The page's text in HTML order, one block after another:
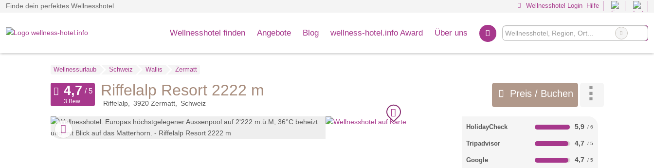
Finde dein perfektes Wellnesshotel Wellnesshotel Login Hilfe
Wellnesshotel finden Angebote Blog wellness-hotel.info Award Über uns
Wellnessurlaub Schweiz Wallis Zermatt
Riffelalp Resort 2222 m
Riffelalp 3920 Zermatt Schweiz
Preis / Buchen
3 Bew.
HolidayCheck 5,9
Tripadvisor 4,7
Google 4,7